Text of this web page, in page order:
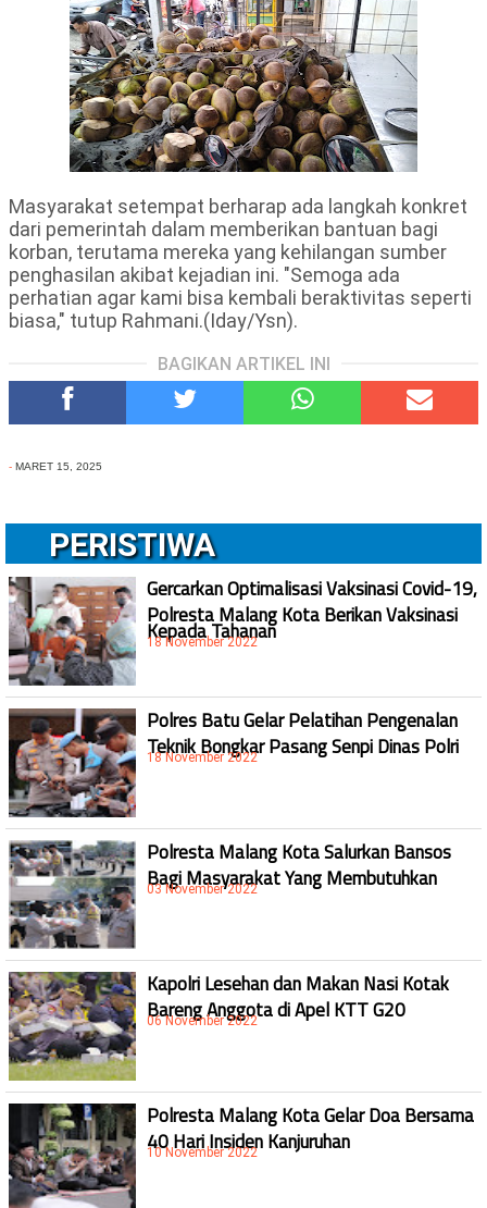
Masyarakat setempat berharap ada langkah konkret
dari pemerintah dalam memberikan bantuan bagi
korban, terutama mereka yang kehilangan sumber
penghasilan akibat kejadian ini. "Semoga ada
perhatian agar kami bisa kembali beraktivitas seperti
biasa," tutup Rahmani.(Iday/Ysn).
BAGIKAN ARTIKEL INI
- MARET 15, 2025
PERISTIWA
Gercarkan Optimalisasi Vaksinasi Covid-19,
Polresta Malang Kota Berikan Vaksinasi
Kepada Tahanan
18 November 2022
Polres Batu Gelar Pelatihan Pengenalan
Teknik Bongkar Pasang Senpi Dinas Polri
18 November 2022
Polresta Malang Kota Salurkan Bansos
Bagi Masyarakat Yang Membutuhkan
03 November 2022
Kapolri Lesehan dan Makan Nasi Kotak
Bareng Anggota di Apel KTT G20
06 November 2022
Polresta Malang Kota Gelar Doa Bersama
40 Hari Insiden Kanjuruhan
10 November 2022